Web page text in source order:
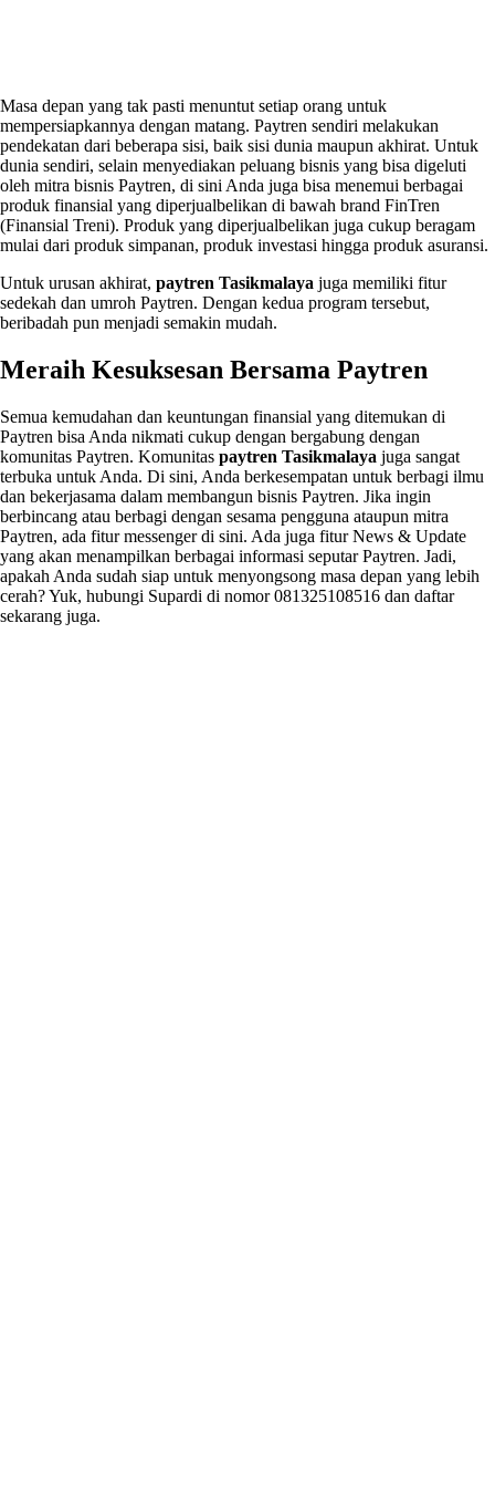
Masa depan yang tak pasti menuntut setiap orang untuk
mempersiapkannya dengan matang. Paytren sendiri melakukan
pendekatan dari beberapa sisi, baik sisi dunia maupun akhirat. Untuk
dunia sendiri, selain menyediakan peluang bisnis yang bisa digeluti
oleh mitra bisnis Paytren, di sini Anda juga bisa menemui berbagai
produk finansial yang diperjualbelikan di bawah brand FinTren
(Finansial Treni). Produk yang diperjualbelikan juga cukup beragam
mulai dari produk simpanan, produk investasi hingga produk asuransi.
Untuk urusan akhirat, paytren Tasikmalaya juga memiliki fitur
sedekah dan umroh Paytren. Dengan kedua program tersebut,
beribadah pun menjadi semakin mudah.
Meraih Kesuksesan Bersama Paytren
Semua kemudahan dan keuntungan finansial yang ditemukan di
Paytren bisa Anda nikmati cukup dengan bergabung dengan
komunitas Paytren. Komunitas paytren Tasikmalaya juga sangat
terbuka untuk Anda. Di sini, Anda berkesempatan untuk berbagi ilmu
dan bekerjasama dalam membangun bisnis Paytren. Jika ingin
berbincang atau berbagi dengan sesama pengguna ataupun mitra
Paytren, ada fitur messenger di sini. Ada juga fitur News & Update
yang akan menampilkan berbagai informasi seputar Paytren. Jadi,
apakah Anda sudah siap untuk menyongsong masa depan yang lebih
cerah? Yuk, hubungi Supardi di nomor 081325108516 dan daftar
sekarang juga.